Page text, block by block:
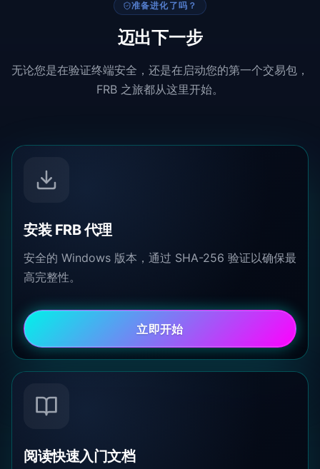
准备进化了吗？
迈出下一步
无论您是在验证终端安全，还是在启动您的第一个交易包，
FRB 之旅都从这里开始。
安装 FRB 代理
安全的 Windows 版本，通过 SHA-256 验证以确保最
高完整性。
立即开始
阅读快速入门文档